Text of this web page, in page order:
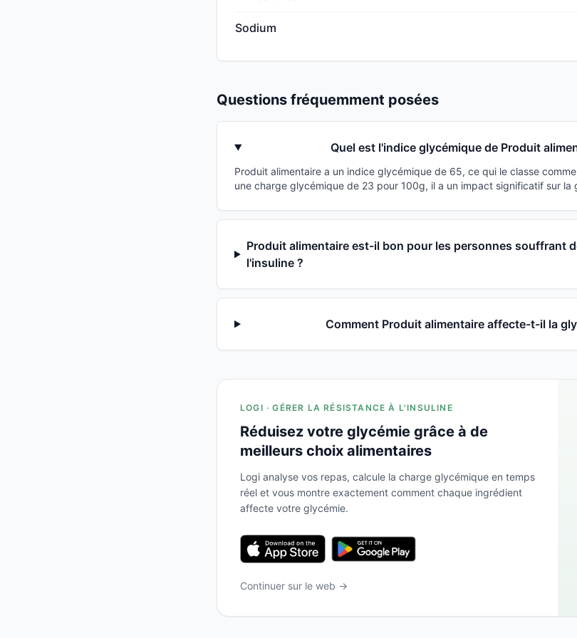
Sodium
Questions fréquemment posées
Quel est l'indice glycémique de Produit
Produit alimentaire a un indice glycémique de 65, ce qui le classe
une charge glycémique de 23 pour 100g, il a un impact significatif sur la
Produit alimentaire est-il bon pour les personnes souffrant
l'insuline ?
Comment Produit alimentaire affecte-t-il la
LOGI · GÉRER LA RÉSISTANCE À L'INSULINE
Réduisez votre glycémie grâce à de
meilleurs choix alimentaires
Logi analyse vos repas, calcule la charge glycémique en temps
réel et vous montre exactement comment chaque ingrédient
affecte votre glycémie.
Continuer sur le web →